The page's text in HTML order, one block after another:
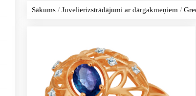
Sākums/ Juvelierizstrādājumi ar dārgakmeņiem /